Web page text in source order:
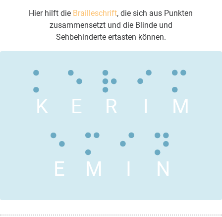
Hier hilft die Brailleschrift, die sich aus Punkten
zusammensetzt und die Blinde und
Sehbehinderte ertasten können.
K E R I M
E M I N